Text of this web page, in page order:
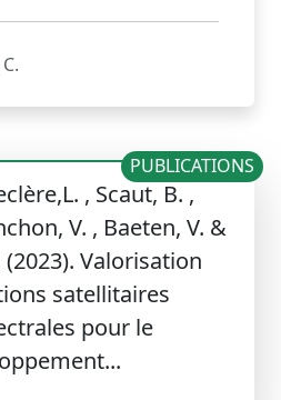
, Scaut, B. ,
V. , Baeten, V. &
(2023). Valorisation
satellitaires
pour le
PUBLICATIONS